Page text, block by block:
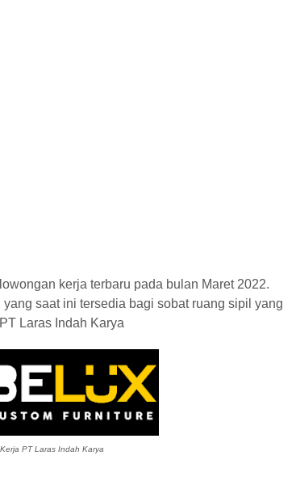
kerja terbaru pada bulan Maret 2022.
saat ini tersedia bagi sobat ruang sipil yang
Laras Indah Karya
PT Laras Indah Karya